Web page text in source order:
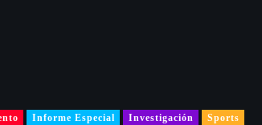
Informe Especial Investigación Sports